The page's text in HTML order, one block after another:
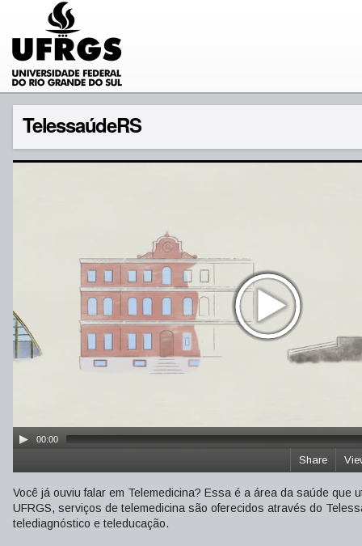
TelessaúdeRS
00:00
Share
Você já ouviu falar em Telemedicina? Essa é a área da saúde
UFRGS, serviços de telemedicina são oferecidos através do
telediagnóstico e teleducação.